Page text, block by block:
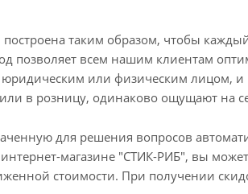
таким образом, чтобы
позволяет всем нашим клиентам
юридическим или физическим лицом,
в розницу, одинаково ощущают на
для решения вопросов
магазине "СТИК-РИБ", вы
стоимости. При получении